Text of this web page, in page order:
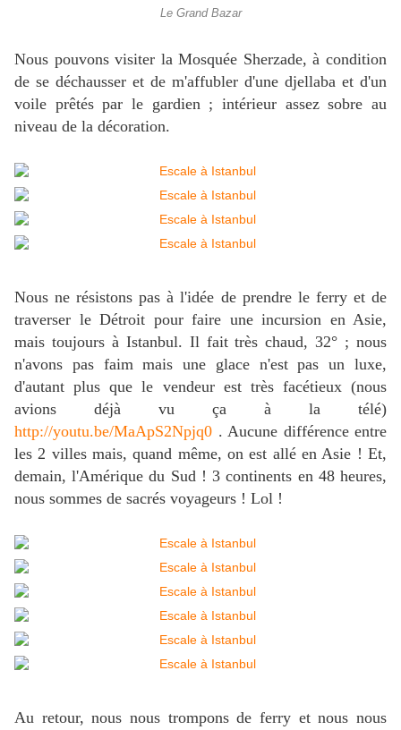
Le Grand Bazar
Nous pouvons visiter la Mosquée Sherzade, à condition
de se déchausser et de m'affubler d'une djellaba et d'un
voile prêtés par le gardien ; intérieur assez sobre au
niveau de la décoration.
Nous ne résistons pas à l'idée de prendre le ferry et de
traverser le Détroit pour faire une incursion en Asie,
mais toujours à Istanbul. Il fait très chaud, 32° ; nous
n'avons pas faim mais une glace n'est pas un luxe,
d'autant plus que le vendeur est très facétieux (nous
avions déjà vu ça à la télé)
http://youtu.be/MaApS2Npjq0 . Aucune différence entre
les 2 villes mais, quand même, on est allé en Asie ! Et,
demain, l'Amérique du Sud ! 3 continents en 48 heures,
nous sommes de sacrés voyageurs ! Lol !
Au retour, nous nous trompons de ferry et nous nous